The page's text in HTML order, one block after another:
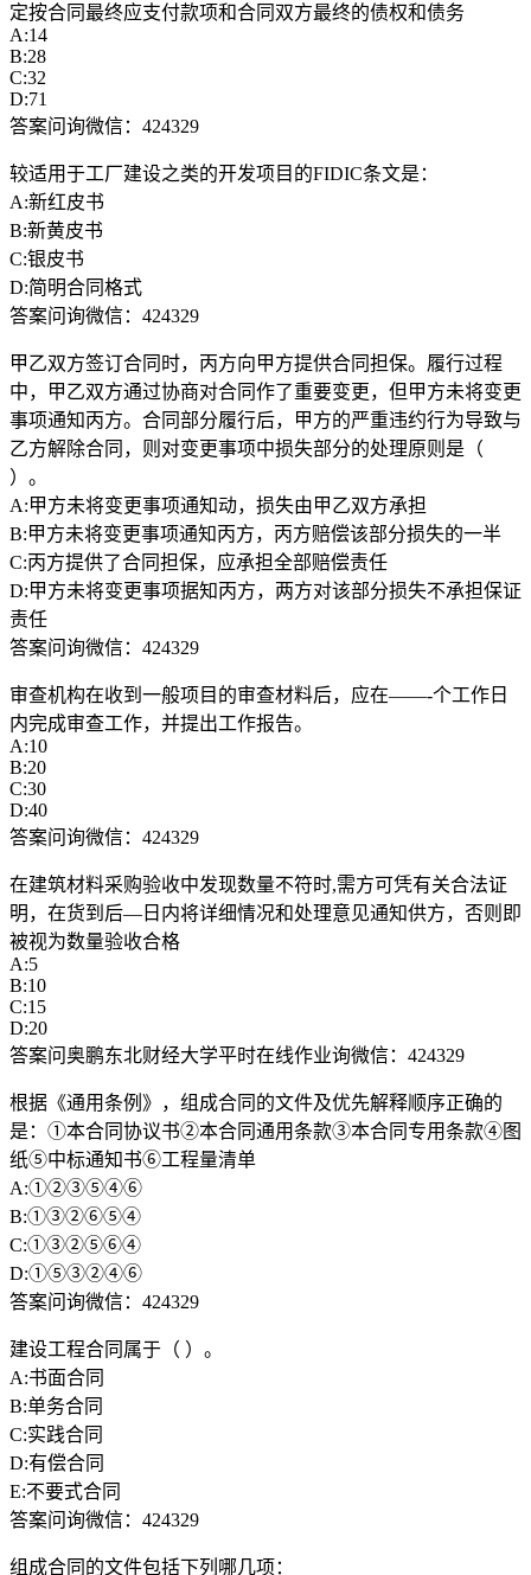
定按合同最终应支付款项和合同双方最终的债权和债务
A:14
B:28
C:32
D:71
答案问询微信：424329
较适用于工厂建设之类的开发项目的FIDIC条文是：
A:新红皮书
B:新黄皮书
C:银皮书
D:简明合同格式
答案问询微信：424329
甲乙双方签订合同时，丙方向甲方提供合同担保。履行过程
中，甲乙双方通过协商对合同作了重要变更，但甲方未将变更
事项通知丙方。合同部分履行后，甲方的严重违约行为导致与
乙方解除合同，则对变更事项中损失部分的处理原则是（
）。
A:甲方未将变更事项通知动，损失由甲乙双方承担
B:甲方未将变更事项通知丙方，丙方赔偿该部分损失的一半
C:丙方提供了合同担保，应承担全部赔偿责任
D:甲方未将变更事项据知丙方，两方对该部分损失不承担保证
责任
答案问询微信：424329
审查机构在收到一般项目的审查材料后，应在——-个工作日
内完成审查工作，并提出工作报告。
A:10
B:20
C:30
D:40
答案问询微信：424329
在建筑材料采购验收中发现数量不符时,需方可凭有关合法证
明，在货到后—日内将详细情况和处理意见通知供方，否则即
被视为数量验收合格
A:5
B:10
C:15
D:20
答案问奥鹏东北财经大学平时在线作业询微信：424329
根据《通用条例》，组成合同的文件及优先解释顺序正确的
是：①本合同协议书②本合同通用条款③本合同专用条款④图
纸⑤中标通知书⑥工程量清单
A:①②③⑤④⑥
B:①③②⑥⑤④
C:①③②⑤⑥④
D:①⑤③②④⑥
答案问询微信：424329
建设工程合同属于（ ）。
A:书面合同
B:单务合同
C:实践合同
D:有偿合同
E:不要式合同
答案问询微信：424329
组成合同的文件包括下列哪几项：